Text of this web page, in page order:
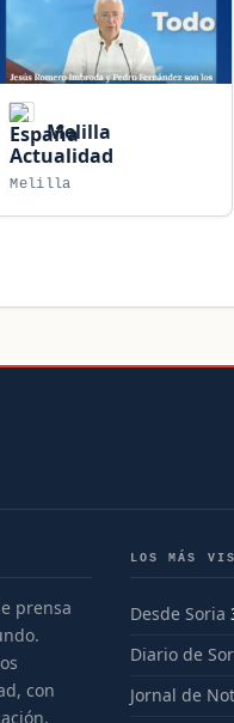
Melilla
Actualidad
Melilla
prensa
con
LOS MÁS
Desde Soria
Diario de
Jornal de